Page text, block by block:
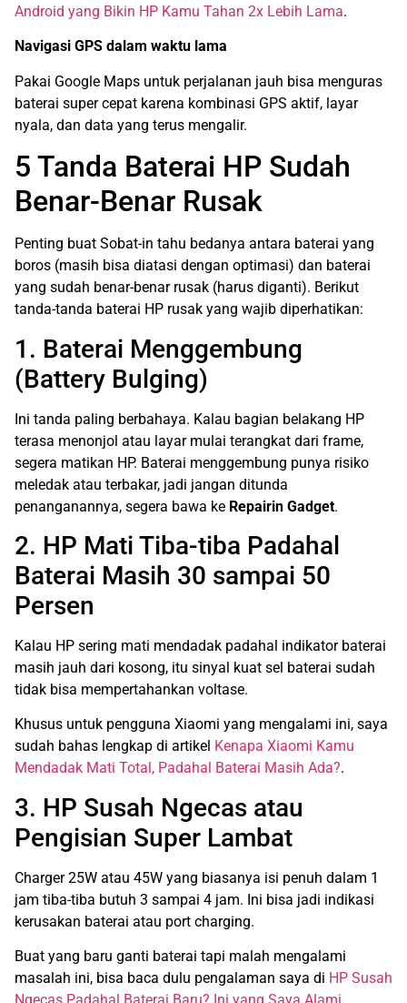
Android yang Bikin HP Kamu Tahan 2x Lebih Lama.
Navigasi GPS dalam waktu lama
Pakai Google Maps untuk perjalanan jauh bisa menguras
baterai super cepat karena kombinasi GPS aktif, layar
nyala, dan data yang terus mengalir.
5 Tanda Baterai HP Sudah
Benar-Benar Rusak
Penting buat Sobat-in tahu bedanya antara baterai yang
boros (masih bisa diatasi dengan optimasi) dan baterai
yang sudah benar-benar rusak (harus diganti). Berikut
tanda-tanda baterai HP rusak yang wajib diperhatikan:
1. Baterai Menggembung
(Battery Bulging)
Ini tanda paling berbahaya. Kalau bagian belakang HP
terasa menonjol atau layar mulai terangkat dari frame,
segera matikan HP. Baterai menggembung punya risiko
meledak atau terbakar, jadi jangan ditunda
penanganannya, segera bawa ke Repairin Gadget.
2. HP Mati Tiba-tiba Padahal
Baterai Masih 30 sampai 50
Persen
Kalau HP sering mati mendadak padahal indikator baterai
masih jauh dari kosong, itu sinyal kuat sel baterai sudah
tidak bisa mempertahankan voltase.
Khusus untuk pengguna Xiaomi yang mengalami ini, saya
sudah bahas lengkap di artikel Kenapa Xiaomi Kamu
Mendadak Mati Total, Padahal Baterai Masih Ada?.
3. HP Susah Ngecas atau
Pengisian Super Lambat
Charger 25W atau 45W yang biasanya isi penuh dalam 1
jam tiba-tiba butuh 3 sampai 4 jam. Ini bisa jadi indikasi
kerusakan baterai atau port charging.
Buat yang baru ganti baterai tapi malah mengalami
masalah ini, bisa baca dulu pengalaman saya di HP Susah